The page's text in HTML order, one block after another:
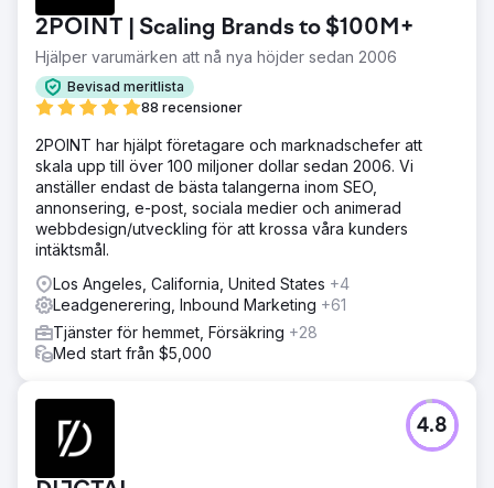
2POINT | Scaling Brands to $100M+
Hjälper varumärken att nå nya höjder sedan 2006
Bevisad meritlista
88 recensioner
2POINT har hjälpt företagare och marknadschefer att
skala upp till över 100 miljoner dollar sedan 2006. Vi
anställer endast de bästa talangerna inom SEO,
annonsering, e-post, sociala medier och animerad
webbdesign/utveckling för att krossa våra kunders
intäktsmål.
Los Angeles, California, United States +4
Leadgenerering, Inbound Marketing +61
Tjänster för hemmet, Försäkring +28
Med start från $5,000
4.8